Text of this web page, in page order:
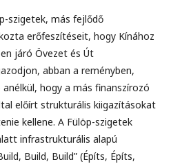
szigetek, más fejlődő
erőfeszítéseit, hogy Kínához
járó Övezet és Út
abban a reményben,
hogy a más finanszírozó
előírt strukturális kiigazításokat
kellene. A Fülöp-szigetek
infrastrukturális alapú
Build, Build” (Építs, Építs,